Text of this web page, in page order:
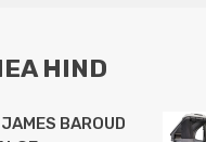
HIND
BAROUD